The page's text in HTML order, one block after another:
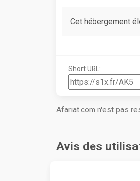
Cet hébergement
Short URL:
Afariat.com n'est pas
Avis des